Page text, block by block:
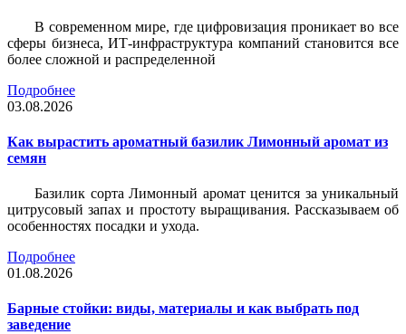
В современном мире, где цифровизация проникает во все
сферы бизнеса, ИТ-инфраструктура компаний становится все
более сложной и распределенной
Подробнее
03.08.2026
Как вырастить ароматный базилик Лимонный аромат из
семян
Базилик сорта Лимонный аромат ценится за уникальный
цитрусовый запах и простоту выращивания. Рассказываем об
особенностях посадки и ухода.
Подробнее
01.08.2026
Барные стойки: виды, материалы и как выбрать под
заведение